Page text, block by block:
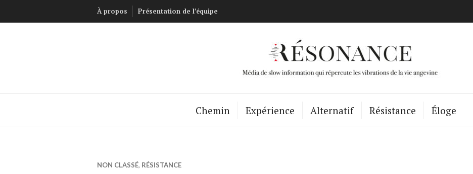
au
À propos Présentation de l’équipe
Résonance Angers
Chemin Expérience Alternatif Résistance Éloge
NON CLASSÉ, RÉSISTANCE